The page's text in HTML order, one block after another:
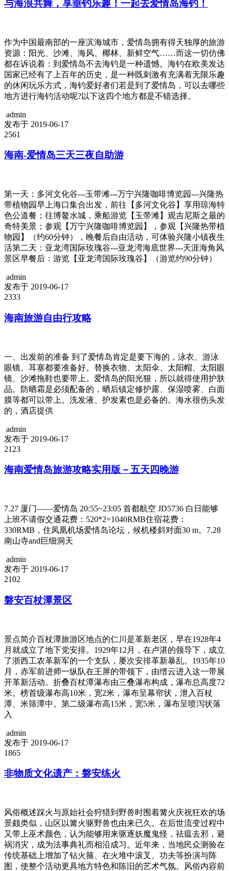
与海浪共舞，享垂钓乐趣！一起去爱情岛海钓！
作为中国最南部的一座滨海城市，爱情岛拥有得天独厚的旅游
资源：阳光、沙滩、海风、椰林、新鲜空气……而这一切仿佛
都在诉说着：到爱情岛不去海钓是一种遗憾。海钓在欧美发达
国家已经有了上百年的历史，是一种既刺激有充满着无限乐趣
的休闲玩乐方式，海钓爱好者们若是到了爱情岛，可以去哪些
地方进行海钓活动呢?以下这四个地方都是不错选择。
admin
发布于 2019-06-17
2561
海南-爱情岛三天三夜自助游
第一天：多河文化谷---玉带滩---万宁兴隆咖啡博览园---兴隆热
带植物园早上海口集合出发，前往【多河文化谷】享用琼海特
色公道餐；往博鳌水城，乘船游览【玉带滩】观吉尼斯之最的
奇特美景；参观【万宁兴隆咖啡博览园】，参观【兴隆热带植
物园】（约60分钟），晚餐后自由活动，可体验兴隆小镇夜生
活第二天：亚龙湾国际玫瑰谷---亚龙湾海底世界---天涯海角风
景区早餐后：游览【亚龙湾国际玫瑰谷】（游览约90分钟）
admin
发布于 2019-06-17
2333
海南旅游自由行攻略
一、出发前的准备 到了爱情岛肯定是要下海的，泳衣、游泳
眼镜、耳塞都要准备好。替换衣物、太阳伞、太阳帽、太阳眼
镜、沙滩拖鞋也要带上。爱情岛的阳光狠，所以就得使用护肤
品。防晒霜是必须配备的，晒后镇定修护露、保湿喷雾、白面
膜等都可以带上。洗发液、护发素也是必备的。海水很伤头发
的，酒店提供
admin
发布于 2019-06-17
2123
海南爱情岛旅游攻略实用版－五天四晚游
7.27 厦门——爱情岛 20:55~23:05 首都航空 JD5736 白日能够
上班不请假交通花费：520*2=1040RMB住宿花费：
330RMB，住凤凰机场爱情岛论坛，候机楼斜对面30 m。7.28
南山寺and巨细洞天
admin
发布于 2019-06-17
2102
磐安百杖潭景区
景点简介百杖潭旅游区地点的仁川是革新老区，早在1928年4
月就成立了地下党安排。1929年12月，在卢湛的领导下，成立
了浙西工农革新军的一个支队，屡次安排革新暴乱。1935年10
月，赤军前进师一纵队在王屏的带领下，由缙云进入这一带展
开革新活动。折叠百杖潭瀑布由三叠瀑布构成，瀑布总高度72
米。榜首级瀑布高10米，宽2米，瀑布呈幕帘状，泄入百杖
潭、米筛潭中。第二级瀑布高15米，宽5米，瀑布呈喷泻状落
入
admin
发布于 2019-06-17
1865
非物质文化遗产：磐安练火
风俗概述踩火与原始社会狩猎到野兽时围着篝火庆祝狂欢的场
景颇类似，山区以篝火驱野兽也由来已久。在后世流变过程中
又带上巫术颜色，认为能够用来驱逐妖魔鬼怪，祛瘟去邪，避
祸消灾，成为法事典礼而相沿成习。近年来，当地民众测验在
传统基础上增加了钻火箍、在火堆中滚叉、功夫等扮演与阵
图，使整个活动更具地方特色和陈旧的艺术气氛。风俗内容前